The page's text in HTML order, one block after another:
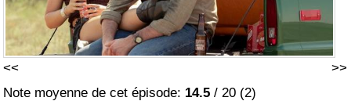
<<
>>
Note moyenne de cet épisode: 14.5 / 20 (2)